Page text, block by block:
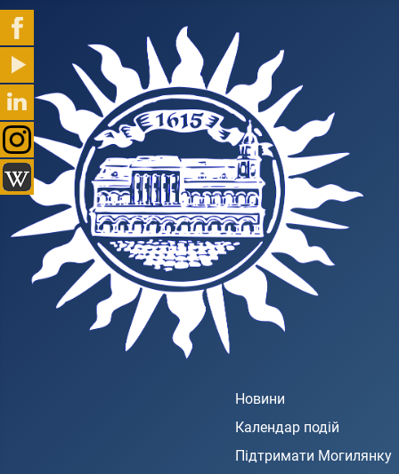
Новини
Календар подій
Підтримати Могилянку